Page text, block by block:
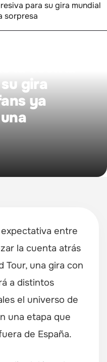
gira
ya
entre
la cuenta atrás
Tour, una gira con
a distintos
el universo de
una etapa que
de España.